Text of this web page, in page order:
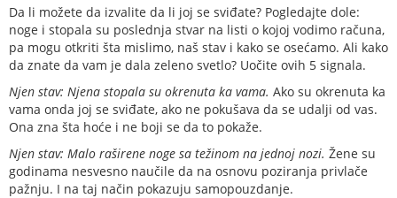
Da li možete da izvalite da li joj se sviđate? Pogledajte dole:
noge i stopala su poslednja stvar na listi o kojoj vodimo računa,
pa mogu otkriti šta mislimo, naš stav i kako se osećamo. Ali kako
da znate da vam je dala zeleno svetlo? Uočite ovih 5 signala.
Njen stav: Njena stopala su okrenuta ka vama. Ako su okrenuta ka
vama onda joj se sviđate, ako ne pokušava da se udalji od vas.
Ona zna šta hoće i ne boji se da to pokaže.
Njen stav: Malo raširene noge sa težinom na jednoj nozi. Žene su
godinama nesvesno naučile da na osnovu poziranja privlače
pažnju. I na taj način pokazuju samopouzdanje.